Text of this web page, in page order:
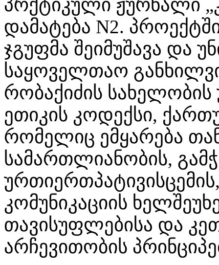
პრქტიკული ჟურნალი
დამატება N2.
ჯგუფმა შეიმუშავა და
საყოველთაო
რობაქიძის სახელობის
ეთიკის კოდექსი,
რომელიც ემყარება
სამართლიანობის,
კომუნიკაციის
თავისუფლებისა და
არჩევითობის